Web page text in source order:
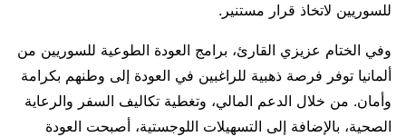
للسوريين لاتخاذ قرار مستنير.
وفي الختام عزيزي القارئ، برامج العودة الطوعية للسوريين من
ألمانيا توفر فرصة ذهبية للراغبين في العودة إلى وطنهم بكرامة
وأمان. من خلال الدعم المالي، وتغطية تكاليف السفر والرعاية
الصحية، بالإضافة إلى التسهيلات اللوجستية، أصبحت العودة